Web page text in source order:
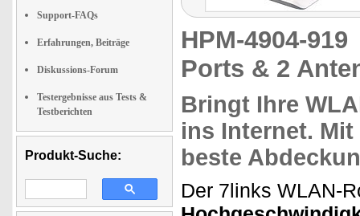
Support-FAQs
Erfahrungen, Beiträge
Diskussions-Forum
Testergebnisse aus Tests &
Testberichten
Produkt-Suche:
HPM-4904-
Ports & 2
Bringt Ihre
ins Internet.
beste
Der 7links WLAN-